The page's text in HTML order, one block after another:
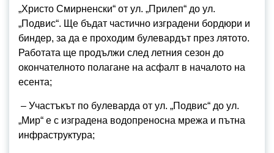
„Христо Смирненски“ от ул. „Прилеп“ до ул.
„Подвис“. Ще бъдат частично изградени бордюри и
биндер, за да е проходим булевардът през лятото.
Работата ще продължи след летния сезон до
окончателното полагане на асфалт в началото на
есента;
– Участъкът по булеварда от ул. „Подвис“ до ул.
„Мир“ е с изградена водопреносна мрежа и пътна
инфраструктура;